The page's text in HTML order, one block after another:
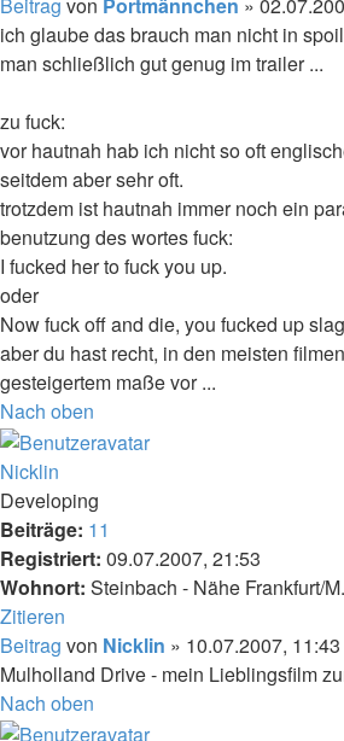
ich glaube das brauch man nicht in
man schließlich gut genug im trailer ...
zu fuck:
vor hautnah hab ich nicht so oft
seitdem aber sehr oft.
trotzdem ist hautnah immer noch ein
benutzung des wortes fuck:
I fucked her to fuck you up.
oder
Now fuck off and die, you fucked up
aber du hast recht, in den meisten
gesteigertem maße vor ...
Nach oben
Nicklin
Developing
Beiträge: 11
Registriert: 09.07.2007, 21:53
Wohnort: Steinbach - Nähe Frankfurt/M.
Zitieren
Beitrag von Nicklin » 10.07.2007, 11:43
Mulholland Drive - mein Lieblingsfilm
Nach oben